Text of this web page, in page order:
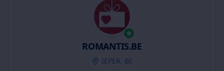
ROMANTIS.BE
IEPER, BE